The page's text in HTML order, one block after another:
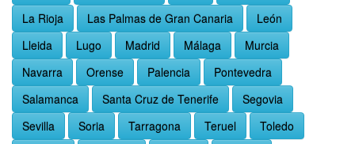
La Rioja
Las Palmas de Gran Canaria
León
Lleida
Lugo Madrid Málaga
Murcia
Navarra
Orense Palencia
Pontevedra
Salamanca
Santa Cruz de Tenerife
Segovia
Sevilla
Soria Tarragona Teruel
Toledo